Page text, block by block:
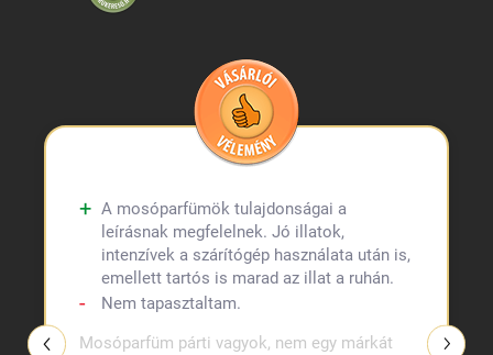
A mosóparfümök tulajdonságai a
leírásnak megfelelnek. Jó illatok,
intenzívek a szárítógép használata után is,
emellett tartós is marad az illat a ruhán.
Nem tapasztaltam.
Mosóparfüm párti vagyok, nem egy márkát